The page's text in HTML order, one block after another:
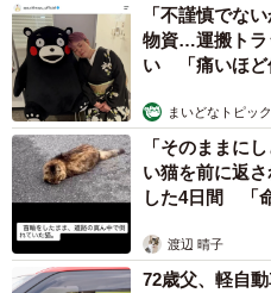
「不謹慎でな
物資…運搬トラ
い 「痛いほど
まいどなトピック
「そのままに
い猫を前に返
した4日間 「
渡辺 晴子
72歳父、軽自